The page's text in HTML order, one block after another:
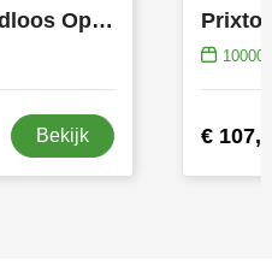
Scxdesign O21 Draadloos Oplaadbare Muis
Bekijk
10000
€